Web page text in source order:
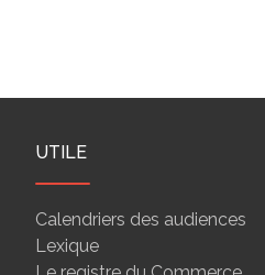
UTILE
Calendriers des audiences
Lexique